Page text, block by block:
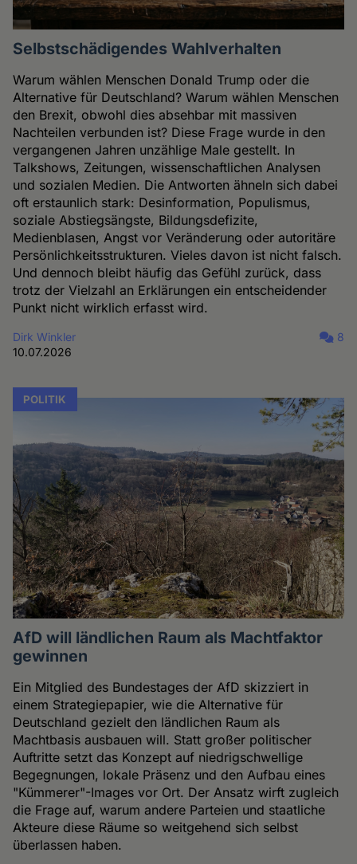
Selbstschädigendes Wahlverhalten
Warum wählen Menschen Donald Trump oder die
Alternative für Deutschland? Warum wählen Menschen
den Brexit, obwohl dies absehbar mit massiven
Nachteilen verbunden ist? Diese Frage wurde in den
vergangenen Jahren unzählige Male gestellt. In
Talkshows, Zeitungen, wissenschaftlichen Analysen
und sozialen Medien. Die Antworten ähneln sich dabei
oft erstaunlich stark: Desinformation, Populismus,
soziale Abstiegsängste, Bildungsdefizite,
Medienblasen, Angst vor Veränderung oder autoritäre
Persönlichkeitsstrukturen. Vieles davon ist nicht falsch.
Und dennoch bleibt häufig das Gefühl zurück, dass
trotz der Vielzahl an Erklärungen ein entscheidender
Punkt nicht wirklich erfasst wird.
Dirk Winkler
10.07.2026
8
POLITIK
AfD will ländlichen Raum als Machtfaktor
gewinnen
Ein Mitglied des Bundestages der AfD skizziert in
einem Strategiepapier, wie die Alternative für
Deutschland gezielt den ländlichen Raum als
Machtbasis ausbauen will. Statt großer politischer
Auftritte setzt das Konzept auf niedrigschwellige
Begegnungen, lokale Präsenz und den Aufbau eines
"Kümmerer"-Images vor Ort. Der Ansatz wirft zugleich
die Frage auf, warum andere Parteien und staatliche
Akteure diese Räume so weitgehend sich selbst
überlassen haben.